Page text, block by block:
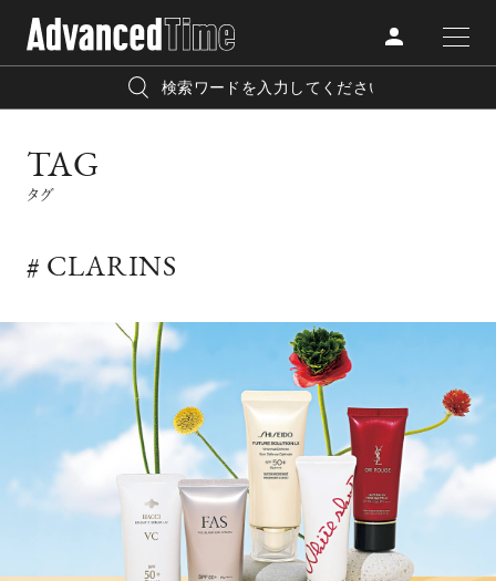
CATEGORY
FASHION
BEAUTY
TRAVEL
LIFESTYLE
AdvancedClub
な大人達におくる、スペシャルイシュー満載のメディア。
高感度なファッション、カルチャーに溺愛、未知の幅広い
教養を求め、今までの人生で積んだ経験、知見を余裕をも
って楽しみながら、進化するソーシャルに寄り添いたい。
何かに縛られていた時間から解き放たれつつある世代の
ライフスタイルを豊かに彩る『AdvancedTime』が発信する
情報をさらに充実し、より速やかに、活用できる
「AdvancedClub」会員組織を設けました。
「AdvancedClub」会員に登録すると、プレゼント応募情報
人気の検索キーワード
リゾート
美白 アイメイク
TAG
タグ
# CLARINS